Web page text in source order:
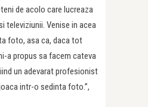
de acolo care lucreaza
televiziunii. Venise in acea
foto, asa ca, daca tot
a propus sa facem cateva
un adevarat profesionist
intr-o sedinta foto.”,